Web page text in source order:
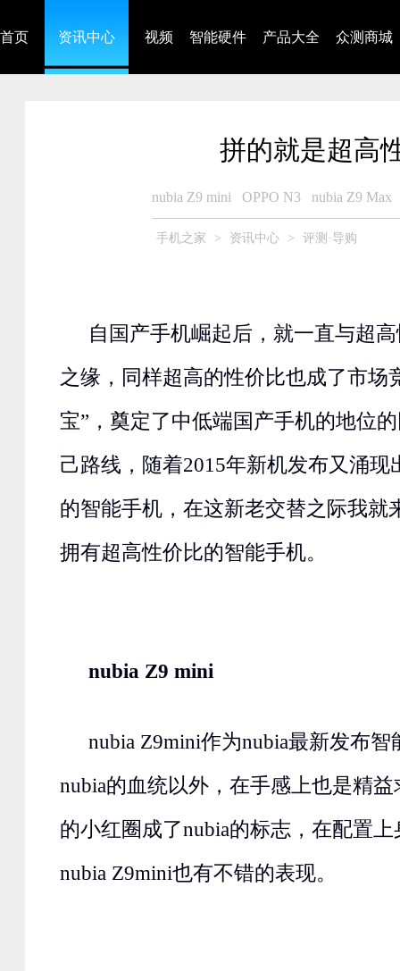
首页 资讯中心 视频 智能硬件 产品大全 众测商城
拼的就是超高
nubia Z9 mini OPPO N3 nubia Z9 Max
手机之家 > 资讯中心 > 评测·导购
自国产手机崛起后，就一直与超
之缘，同样超高的性价比也成了市场
宝”，奠定了中低端国产手机的地位
己路线，随着2015年新机发布又涌现
的智能手机，在这新老交替之际我就
拥有超高性价比的智能手机。
nubia Z9 mini
nubia Z9mini作为nubia最新发布
nubia的血统以外，在手感上也是精
的小红圈成了nubia的标志，在配置上
nubia Z9mini也有不错的表现。